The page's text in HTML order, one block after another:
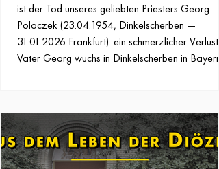
ist der Tod unseres geliebten Priesters Georg
Poloczek (23.04.1954, Dinkelscherben —
31.01.2026 Frankfurt). ein schmerzlicher Verlust.
Vater Georg wuchs in Dinkelscherben in Bayern
Studium zog er mit seiner Familie – seiner
Sophie u